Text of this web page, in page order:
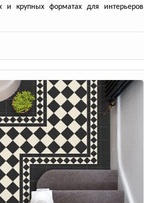
и крупных форматах для интерьеров